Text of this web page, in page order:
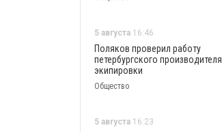
5 августа 16:46
Поляков проверил работу
петербургского производителя
экипировки
Общество
5 августа 16:23